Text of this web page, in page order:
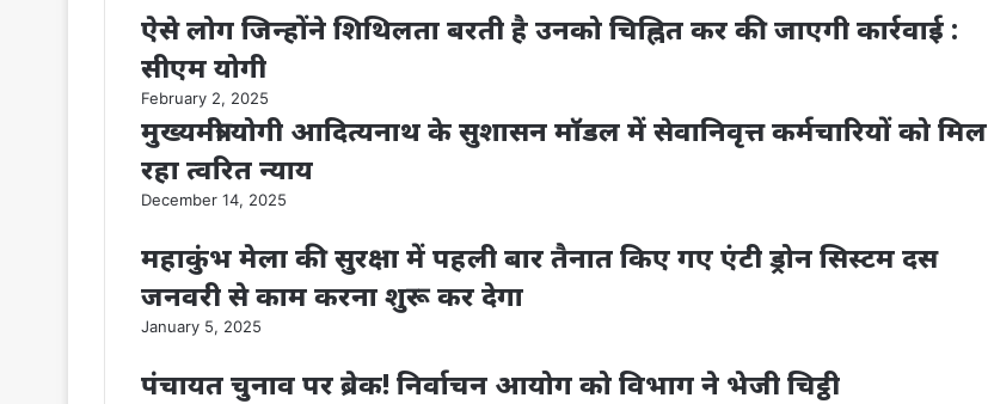
ऐसे लोग जिन्होंने शिथिलता बरती है उनको चिह्नित कर की जाएगी कार्रवाई :
सीएम योगी
February 2, 2025
मुख्यमंत्री योगी आदित्यनाथ के सुशासन मॉडल में सेवानिवृत्त कर्मचारियों को मिल
रहा त्वरित न्याय
December 14, 2025
महाकुंभ मेला की सुरक्षा में पहली बार तैनात किए गए एंटी ड्रोन सिस्टम दस
जनवरी से काम करना शुरू कर देगा
January 5, 2025
पंचायत चुनाव पर ब्रेक! निर्वाचन आयोग को विभाग ने भेजी चिट्ठी